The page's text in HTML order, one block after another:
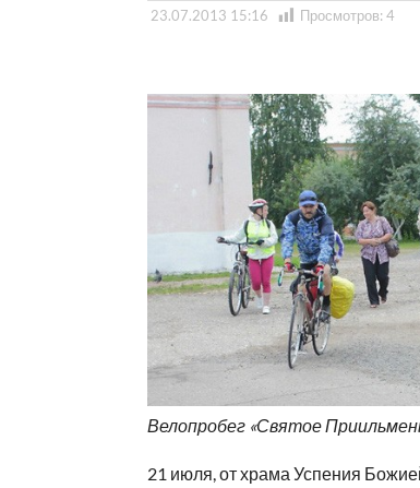
23.07.2013 15:16 Просмотров: 4
Велопробег «Святое
21 июля, от храма Успения